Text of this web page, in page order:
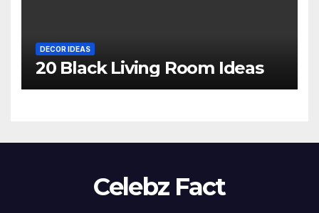
DECOR IDEAS
20 Black Living Room Ideas
Celebz Fact